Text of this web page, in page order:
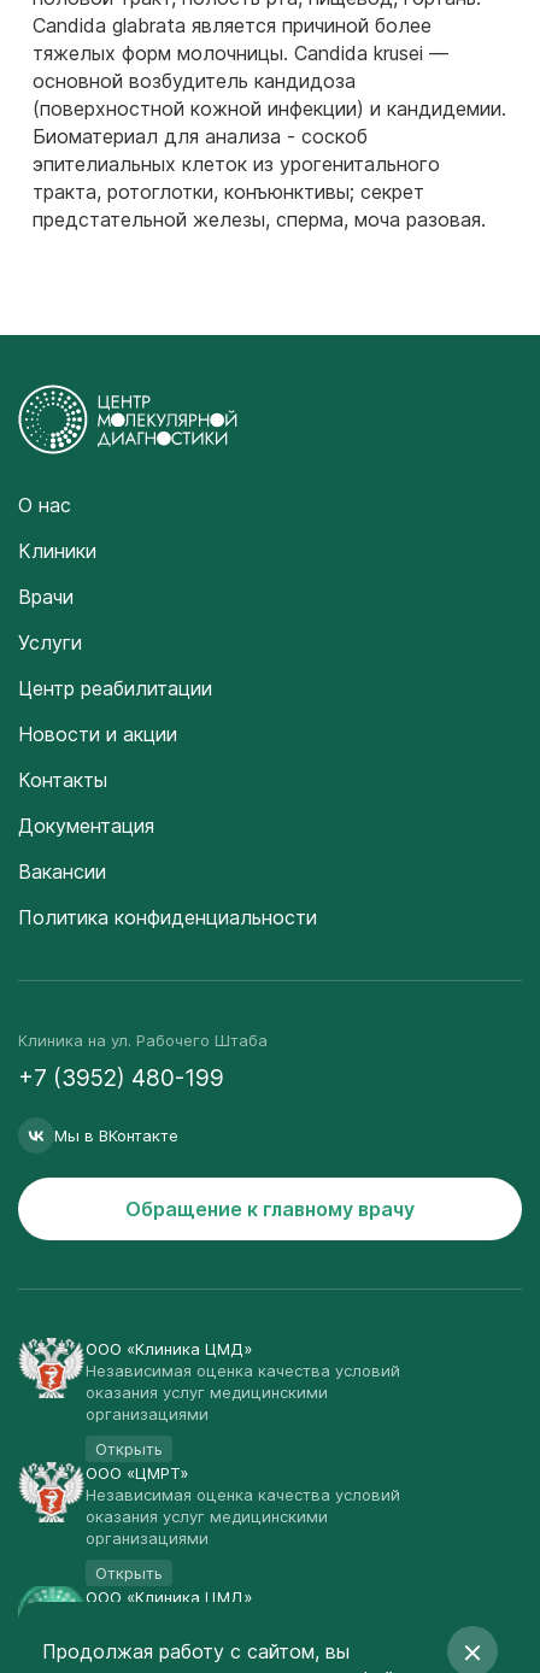
Candida glabrata является причиной более
тяжелых форм молочницы. Candida krusei —
основной возбудитель кандидоза
(поверхностной кожной инфекции) и кандидемии.
Биоматериал для анализа - соскоб
эпителиальных клеток из урогенитального
тракта, ротоглотки, конъюнктивы; секрет
предстательной железы, сперма, моча разовая.
О нас
Клиники
Врачи
Услуги
Центр реабилитации
Новости и акции
Контакты
Документация
Вакансии
Политика конфиденциальности
Клиника на ул. Рабочего Штаба
+7 (3952) 480-199
Мы в ВКонтакте
Обращение к главному врачу
ООО «Клиника ЦМД»
Независимая оценка качества условий
оказания услуг медицинскими
организациями
Открыть
ООО «ЦМРТ»
Независимая оценка качества условий
оказания услуг медицинскими
организациями
Открыть
ООО «Клиника ЦМД»
Открыть
Продолжая работу с сайтом, вы